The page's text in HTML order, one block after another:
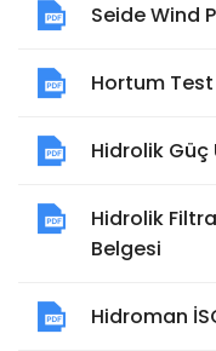
Seide Wind
Hortum Test
Hidrolik Güç
Hidrolik
Belgesi
Hidroman